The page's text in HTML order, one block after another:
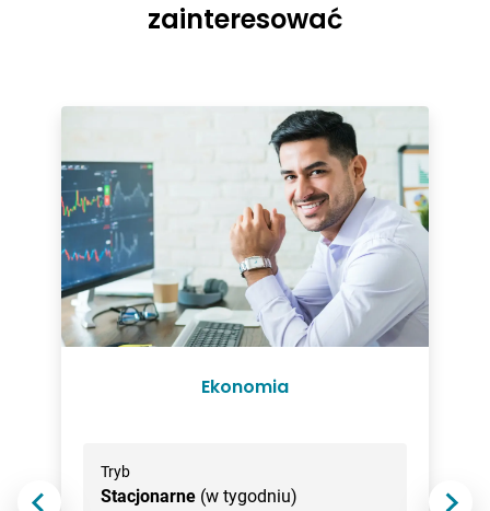
zainteresować
Ekonomia
Tryb
Stacjonarne (w tygodniu)